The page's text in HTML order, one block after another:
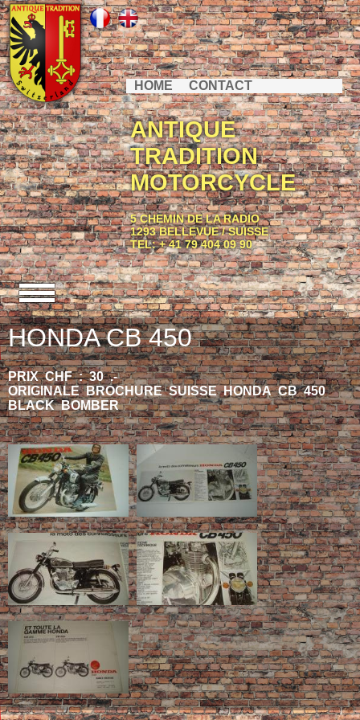
HOME CONTACT
ANTIQUE
TRADITION
MOTORCYCLE
5 CHEMIN DE LA RADIO
1293 BELLEVUE / SUISSE
TEL: + 41 79 404 09 90
HONDA CB 450
PRIX CHF : 30 .-
ORIGINALE BROCHURE SUISSE HONDA CB 450
BLACK BOMBER